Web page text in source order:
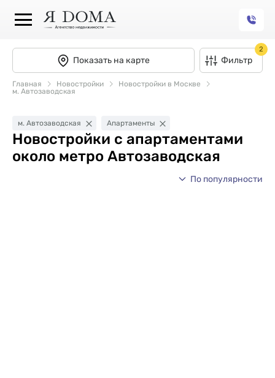
Показать на карте Фильтр
2
Главная Новостройки
Новостройки в Москве
м. Автозаводская
м. Автозаводская Апартаменты
Новостройки с апартаментами
около метро Автозаводская
По популярности